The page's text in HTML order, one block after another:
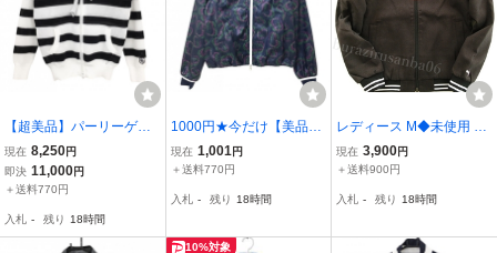
【超美品】パーリーゲイ
ツ ニットジップパーカー
白×ネイビー ボーダー 胸
ロゴ レディース 0(S) ゴル
現在 8,250円
即決 11,000円
＋送料770円
入札 - 残り 18時間
1000円★今だけ【美品】
キャロウェイ 2WAYジャ
ケット ネイビー×ピンク
フード収納 レディース M
現在 1,001 円
＋送料770円
入札 - 残り 18時間
レディース M◆未使用 定
価17,600円 PUMA GOLF
プーマ ゴルフ パデッドジ
EEP HEAT 薄中綿入り 秋
現在 3,900円
＋送料900円
入札 - 残り 18時間
10%対象